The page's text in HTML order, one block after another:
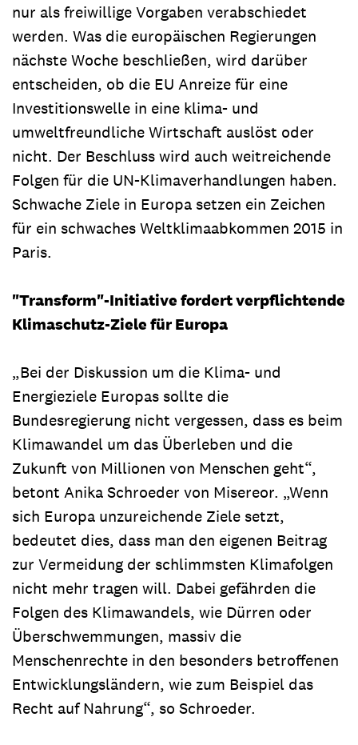
nur als freiwillige Vorgaben verabschiedet
werden. Was die europäischen Regierungen
nächste Woche beschließen, wird darüber
entscheiden, ob die EU Anreize für eine
Investitionswelle in eine klima- und
umweltfreundliche Wirtschaft auslöst oder
nicht. Der Beschluss wird auch weitreichende
Folgen für die UN-Klimaverhandlungen haben.
Schwache Ziele in Europa setzen ein Zeichen
für ein schwaches Weltklimaabkommen 2015 in
Paris.
"Transform"-Initiative fordert verpflichtende
Klimaschutz-Ziele für Europa
„Bei der Diskussion um die Klima- und
Energieziele Europas sollte die
Bundesregierung nicht vergessen, dass es beim
Klimawandel um das Überleben und die
Zukunft von Millionen von Menschen geht“,
betont Anika Schroeder von Misereor. „Wenn
sich Europa unzureichende Ziele setzt,
bedeutet dies, dass man den eigenen Beitrag
zur Vermeidung der schlimmsten Klimafolgen
nicht mehr tragen will. Dabei gefährden die
Folgen des Klimawandels, wie Dürren oder
Überschwemmungen, massiv die
Menschenrechte in den besonders betroffenen
Entwicklungsländern, wie zum Beispiel das
Recht auf Nahrung“, so Schroeder.